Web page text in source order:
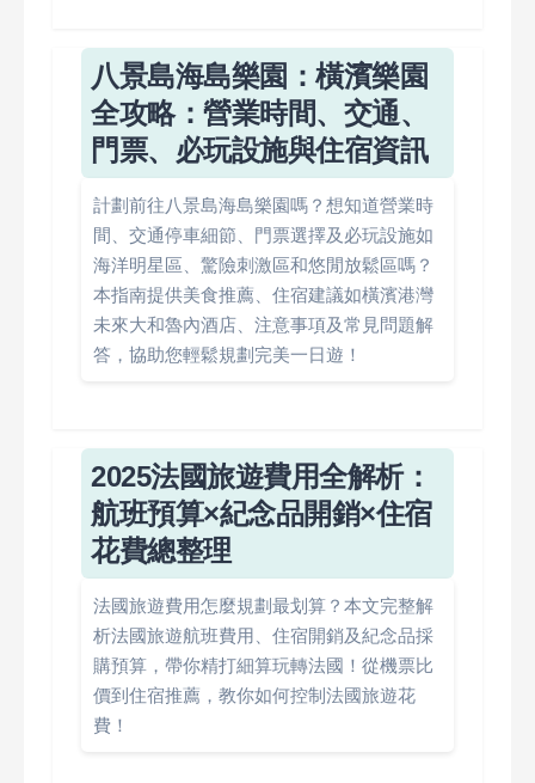
八景島海島樂園：橫濱樂園
全攻略：營業時間、交通、
門票、必玩設施與住宿資訊
計劃前往八景島海島樂園嗎？想知道營業時
間、交通停車細節、門票選擇及必玩設施如
海洋明星區、驚險刺激區和悠閒放鬆區嗎？
本指南提供美食推薦、住宿建議如橫濱港灣
未來大和魯內酒店、注意事項及常見問題解
答，協助您輕鬆規劃完美一日遊！
2025法國旅遊費用全解析：
航班預算×紀念品開銷×住宿
花費總整理
法國旅遊費用怎麼規劃最划算？本文完整解
析法國旅遊航班費用、住宿開銷及紀念品採
購預算，帶你精打細算玩轉法國！從機票比
價到住宿推薦，教你如何控制法國旅遊花
費！